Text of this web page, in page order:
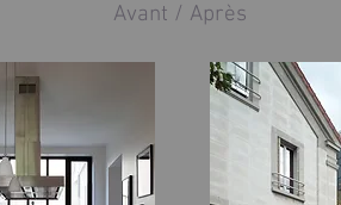
Avant / Après